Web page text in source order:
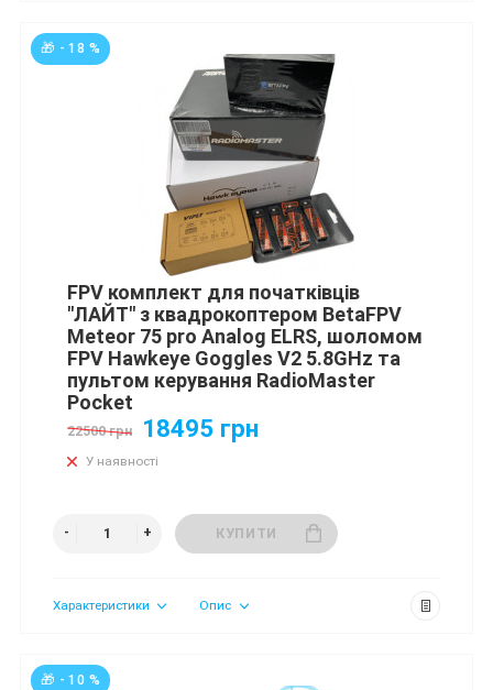
🎁 - 18 %
FPV комплект для початківців
"ЛАЙТ" з квадрокоптером BetaFPV
Meteor 75 pro Analog ELRS, шоломом
FPV Hawkeye Goggles V2 5.8GHz та
пультом керування RadioMaster
Pocket
22500 грн 18495 грн
У наявності
КУПИТИ
Характеристики Опис
🎁 - 10 %